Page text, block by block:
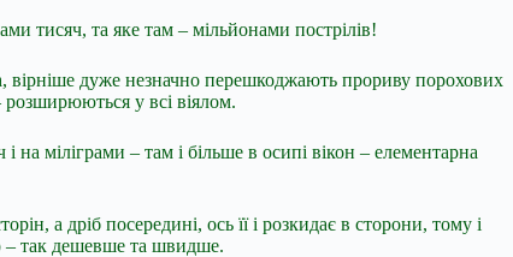
тисяч, та яке там – мільйонами пострілів!
вірніше дуже незначно перешкоджають прориву порохових
розширюються у всі віялом.
на міліграми – там і більше в осипі вікон – елементарна
а дріб посередині, ось її і розкидає в сторони, тому і
– так дешевше та швидше.